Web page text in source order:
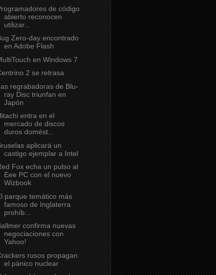
de código
abierto reconocen
utilizar...
Zero-day encontrado
en Adobe Flash
en Windows 7
2 se retrasa
regrabadoras de Blu-
ray Disc triunfan en
Japón
entra en el
mercado de discos
duros domést...
aplicará un
castigo ejemplar a Intel
Fox echa un pulso al
Eee PC con el nuevo
Wizbook
parque temático más
famoso de Inglaterra
prohíb...
confirma nuevas
negociaciones con
Yahoo!
rusos propagan
el pánico nuclear